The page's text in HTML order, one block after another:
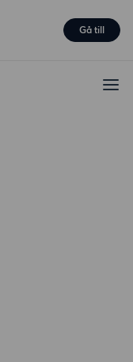
Gå till